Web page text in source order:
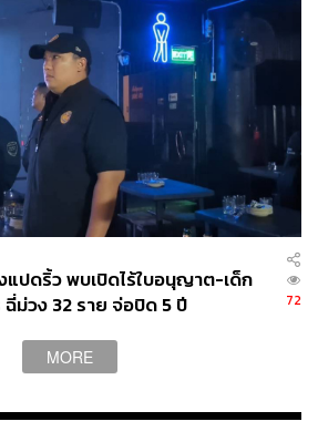
จุด และร้านค้าชุมชน 129 ร้าน ซึ่ง
ในการนำสินค้าราคาพิเศษไปถึงมือ
ในพื้นที่ชุมชน หมู่บ้าน และพื้นที่ที่
าปลีกหรือแหล่งจำหน่ายขนาดใหญ่ได้
แปดริ้ว พบเปิดไร้ใบอนุญาต-เด็ก
ม่วง 32 ราย จ่อปิด 5 ปี
72
MORE